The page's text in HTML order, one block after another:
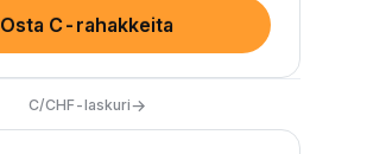
Osta C-rahakkeita
C/CHF-laskuri→